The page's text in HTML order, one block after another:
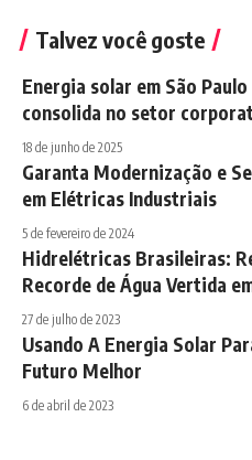
Talvez você goste
Energia solar em São Paulo
consolida no setor
18 de junho de 2025
Garanta Modernização e
em Elétricas Industriais
5 de fevereiro de 2024
Hidrelétricas Brasileiras:
Recorde de Água Vertida
27 de julho de 2023
Usando A Energia Solar
Futuro Melhor
6 de abril de 2023